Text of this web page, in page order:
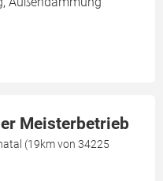
Meisterbetrieb
(19km von 34225